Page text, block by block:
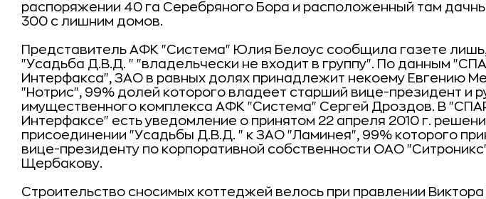
распоряжении 40 га Серебряного Бора и расположенный там
300 с лишним домов.
Представитель АФК "Система" Юлия Белоус сообщила газете
"Усадьба Д.В.Д. " "владельчески не входит в группу". По данным
Интерфакса", ЗАО в равных долях принадлежит некоему Евгению
"Нотрис", 99% долей которого владеет старший вице-президент и
имущественного комплекса АФК "Система" Сергей Дроздов. В
Интерфаксе" есть уведомление о принятом 22 апреля 2010 г.
присоединении "Усадьбы Д.В.Д. " к ЗАО "Ламинея", 99% которого
вице-президенту по корпоративной собственности ОАО
Щербакову.
Строительство сносимых коттеджей велось при правлении